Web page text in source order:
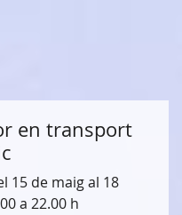
en transport
15 de maig al 18
a 22.00 h